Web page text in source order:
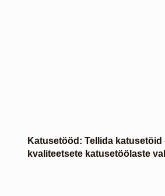
Katusetööd: Tellida katusetöid
kvaliteetsete katusetöölaste